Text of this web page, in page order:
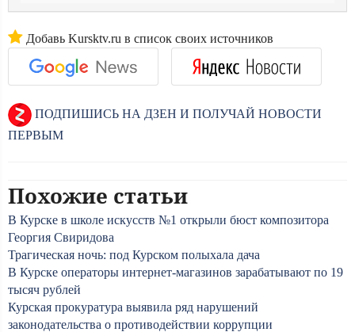
Добавь Kursktv.ru в список своих источников
ПОДПИШИСЬ НА ДЗЕН И ПОЛУЧАЙ НОВОСТИ
ПЕРВЫМ
Похожие статьи
В Курске в школе искусств №1 открыли бюст композитора
Георгия Свиридова
Трагическая ночь: под Курском полыхала дача
В Курске операторы интернет-магазинов зарабатывают по 19
тысяч рублей
Курская прокуратура выявила ряд нарушений
законодательства о противодействии коррупции